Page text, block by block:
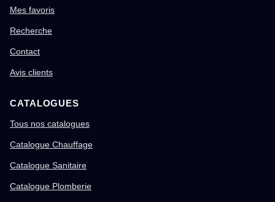
Mes favoris
Recherche
Contact
Avis clients
CATALOGUES
Tous nos catalogues
Catalogue Chauffage
Catalogue Sanitaire
Catalogue Plomberie